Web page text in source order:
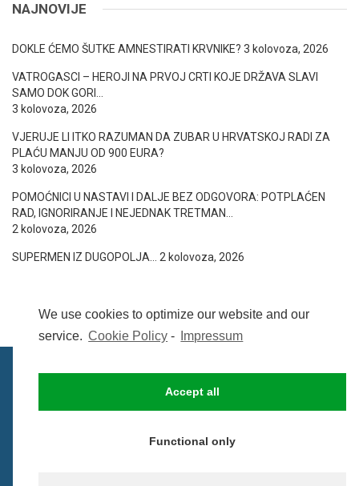
We use cookies to optimize our website and our
service. Cookie Policy - Impressum
Accept all
Functional only
NAJNOVIJE
DOKLE ĆEMO ŠUTKE AMNESTIRATI KRVNIKE? 3 kolovoza, 2026
VATROGASCI – HEROJI NA PRVOJ CRTI KOJE DRŽAVA SLAVI
SAMO DOK GORI…
3 kolovoza, 2026
VJERUJE LI ITKO RAZUMAN DA ZUBAR U HRVATSKOJ RADI ZA
PLAĆU MANJU OD 900 EURA?
3 kolovoza, 2026
POMOĆNICI U NASTAVI I DALJE BEZ ODGOVORA: POTPLAĆEN
RAD, IGNORIRANJE I NEJEDNAK TRETMAN…
2 kolovoza, 2026
SUPERMEN IZ DUGOPOLJA… 2 kolovoza, 2026
UVIJETI KORIŠTENJA COOKIE POLICY (EU)